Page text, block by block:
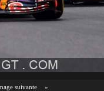
suivante »